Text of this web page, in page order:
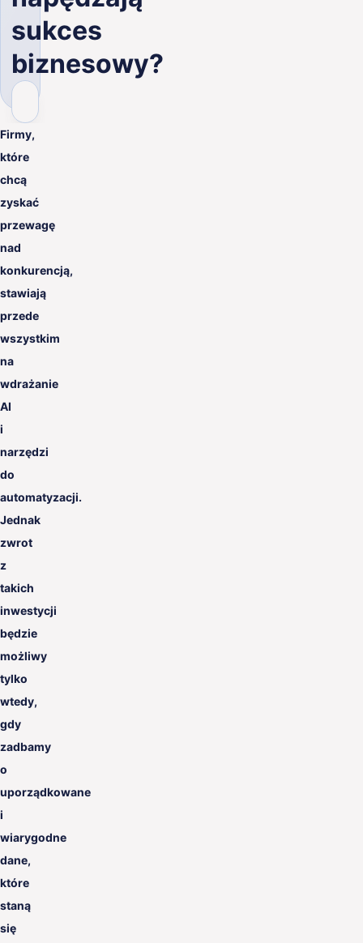
sukces
biznesowy?
Firmy,
które
chcą
zyskać
przewagę
nad
konkurencją,
stawiają
przede
wszystkim
na
wdrażanie
AI
i
narzędzi
do
automatyzacji.
Jednak
zwrot
z
takich
inwestycji
będzie
możliwy
tylko
wtedy,
gdy
zadbamy
o
uporządkowane
i
wiarygodne
dane,
które
staną
się